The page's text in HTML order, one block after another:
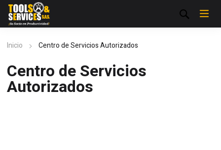
Inicio Centro de Servicios Autorizados
Centro de Servicios
Autorizados